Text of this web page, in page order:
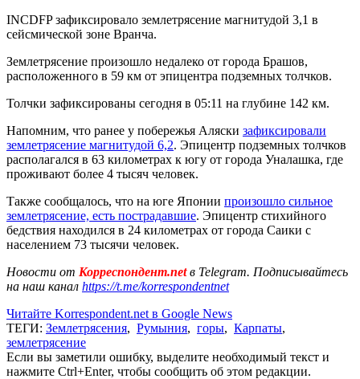
INCDFP зафиксировало землетрясение магнитудой 3,1 в
сейсмической зоне Вранча.
Землетрясение произошло недалеко от города Брашов,
расположенного в 59 км от эпицентра подземных толчков.
Толчки зафиксированы сегодня в 05:11 на глубине 142 км.
Напомним, что ранее у побережья Аляски зафиксировали
землетрясение магнитудой 6,2. Эпицентр подземных толчков
располагался в 63 километрах к югу от города Уналашка, где
проживают более 4 тысяч человек.
Также сообщалось, что на юге Японии произошло сильное
землетрясение, есть пострадавшие. Эпицентр стихийного
бедствия находился в 24 километрах от города Саики с
населением 73 тысячи человек.
Новости от Корреспондент.netв Telegram. Подписывайтесь
на наш канал https://t.me/korrespondentnet
Читайте Korrespondent.net в Google News
ТЕГИ: Землетрясения, Румыния, горы, Карпаты,
землетрясение
Если вы заметили ошибку, выделите необходимый текст и
нажмите Ctrl+Enter, чтобы сообщить об этом редакции.